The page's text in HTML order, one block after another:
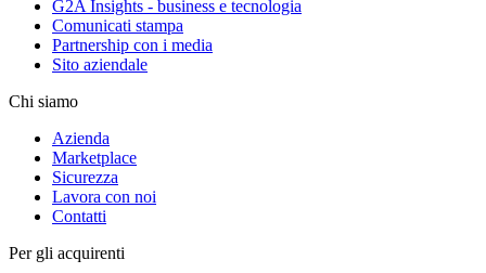
G2A Insights - business e tecnologia
Comunicati stampa
Partnership con i media
Sito aziendale
Chi siamo
Azienda
Marketplace
Sicurezza
Lavora con noi
Contatti
Per gli acquirenti